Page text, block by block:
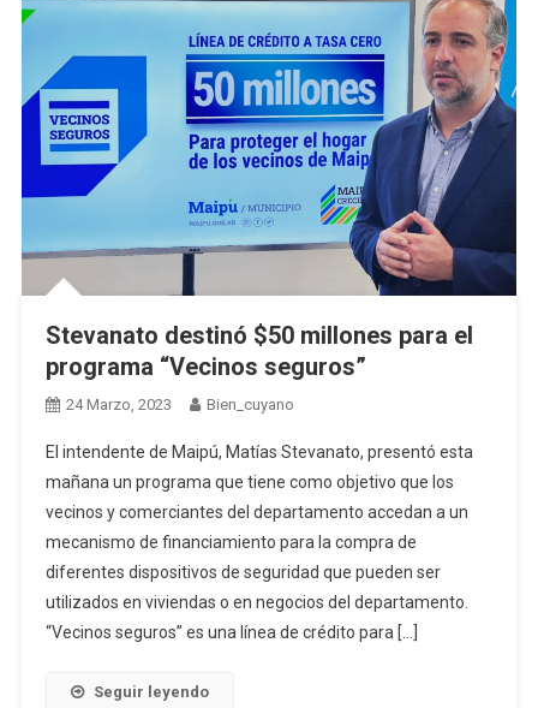
Stevanato destinó $50 millones para el
programa “Vecinos seguros”
24 Marzo, 2023 Bien_cuyano
El intendente de Maipú, Matías Stevanato, presentó esta
mañana un programa que tiene como objetivo que los
vecinos y comerciantes del departamento accedan a un
mecanismo de financiamiento para la compra de
diferentes dispositivos de seguridad que pueden ser
utilizados en viviendas o en negocios del departamento.
“Vecinos seguros” es una línea de crédito para […]
Seguir leyendo